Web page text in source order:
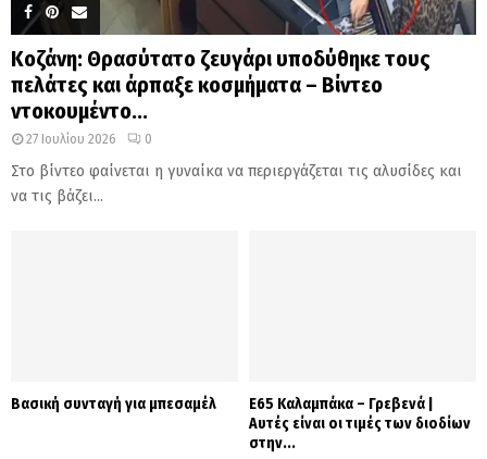
Κοζάνη: Θρασύτατο ζευγάρι υποδύθηκε τους
πελάτες και άρπαξε κοσμήματα – Βίντεο
ντοκουμέντο...
27 Ιουλίου 2026 0
Στο βίντεο φαίνεται η γυναίκα να περιεργάζεται τις αλυσίδες και
να τις βάζει...
Βασική συνταγή για μπεσαμέλ
Ε65 Καλαμπάκα – Γρεβενά |
Αυτές είναι οι τιμές των διοδίων
στην...